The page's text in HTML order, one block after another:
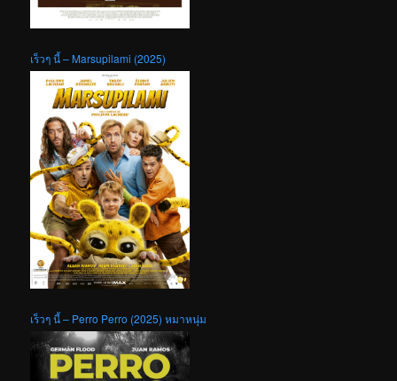
เร็วๆ นี้ – Marsupilami (2025)
เร็วๆ นี้ – Perro Perro (2025) หมาหนุ่ม